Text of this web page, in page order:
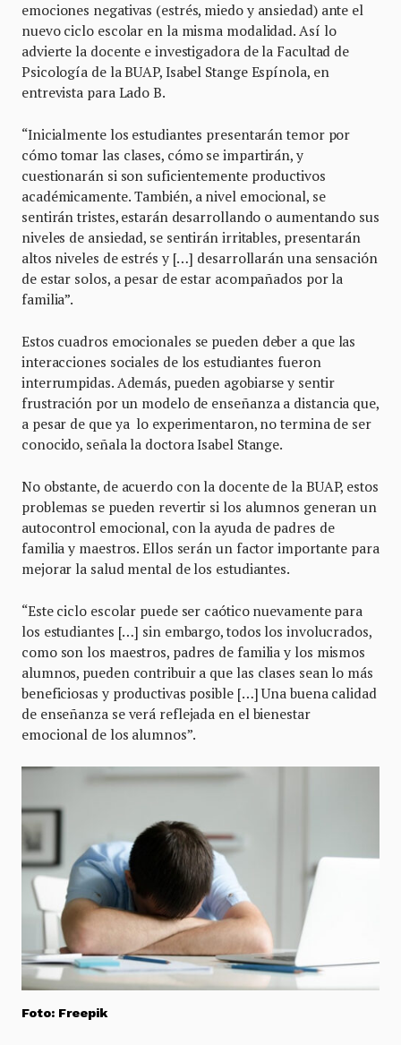
emociones negativas (estrés, miedo y ansiedad) ante el
nuevo ciclo escolar en la misma modalidad. Así lo
advierte la docente e investigadora de la Facultad de
Psicología de la BUAP, Isabel Stange Espínola, en
entrevista para Lado B.
“Inicialmente los estudiantes presentarán temor por
cómo tomar las clases, cómo se impartirán, y
cuestionarán si son suficientemente productivos
académicamente. También, a nivel emocional, se
sentirán tristes, estarán desarrollando o aumentando sus
niveles de ansiedad, se sentirán irritables, presentarán
altos niveles de estrés y […] desarrollarán una sensación
de estar solos, a pesar de estar acompañados por la
familia”.
Estos cuadros emocionales se pueden deber a que las
interacciones sociales de los estudiantes fueron
interrumpidas. Además, pueden agobiarse y sentir
frustración por un modelo de enseñanza a distancia que,
a pesar de que ya lo experimentaron, no termina de ser
conocido, señala la doctora Isabel Stange.
No obstante, de acuerdo con la docente de la BUAP, estos
problemas se pueden revertir si los alumnos generan un
autocontrol emocional, con la ayuda de padres de
familia y maestros. Ellos serán un factor importante para
mejorar la salud mental de los estudiantes.
“Este ciclo escolar puede ser caótico nuevamente para
los estudiantes […] sin embargo, todos los involucrados,
como son los maestros, padres de familia y los mismos
alumnos, pueden contribuir a que las clases sean lo más
beneficiosas y productivas posible […] Una buena calidad
de enseñanza se verá reflejada en el bienestar
emocional de los alumnos”.
Foto: Freepik